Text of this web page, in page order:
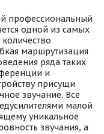
профессиональный
одной из самых
маршрутизация
ряда таких
и
присущи
звучание. Все
малой
уникальное
звучания, а